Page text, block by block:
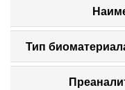
Тип